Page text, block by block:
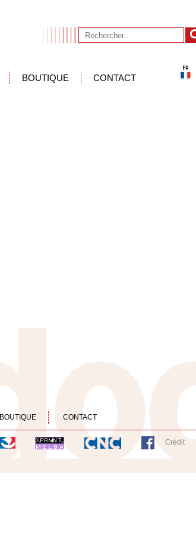
BOUTIQUE CONTACT
BOUTIQUE CONTACT
Crédit